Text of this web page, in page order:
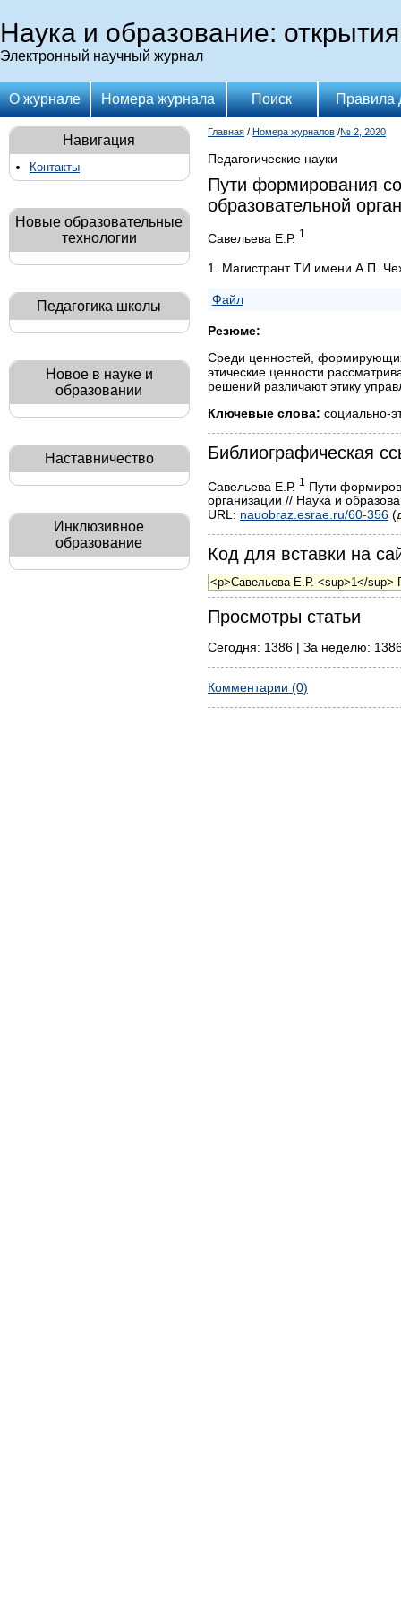
Наука и образование:
Электронный научный журнал
О журнале Номера журнала Поиск Правила
Навигация
Контакты
Новые образовательные
технологии
Педагогика школы
Новое в науке и
образовании
Наставничество
Инклюзивное
образование
Главная / Номера журналов /№ 2, 2020
Педагогические науки
Пути формирования
образовательной
Савельева Е.Р. 1
1. Магистрант ТИ имени А.П.
Файл
Резюме:
Среди ценностей, формирующих
этические ценности
решений различают этику
Ключевые слова: социально-
Библиографическая
Савельева Е.Р. 1
Пути
организации // Наука и
URL: nauobraz.esrae.ru/60-356
Код для вставки на
Просмотры статьи
Сегодня: 1386 | За неделю:
Комментарии (0)